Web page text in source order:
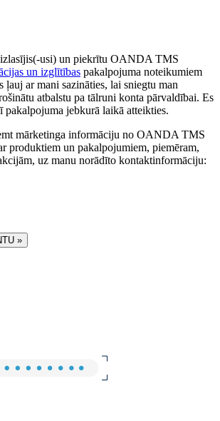
usi) un piekrītu OANDA TMS
un izglītības pakalpojuma noteikumiem
ļauj ar mani sazināties, lai sniegtu man
atbalstu pa tālruni konta pārvaldībai. Es
pakalpojuma jebkurā laikā atteikties.
mārketinga informāciju no OANDA TMS
produktiem un pakalpojumiem, piemēram,
uz manu norādīto kontaktinformāciju:
»